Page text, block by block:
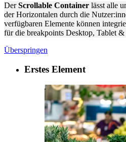
DerScrollable Container lässt alle
der Horizontalen durch die
verfügbaren Elemente können
für die breakpoints Desktop, Tablet
Überspringen
Erstes Element